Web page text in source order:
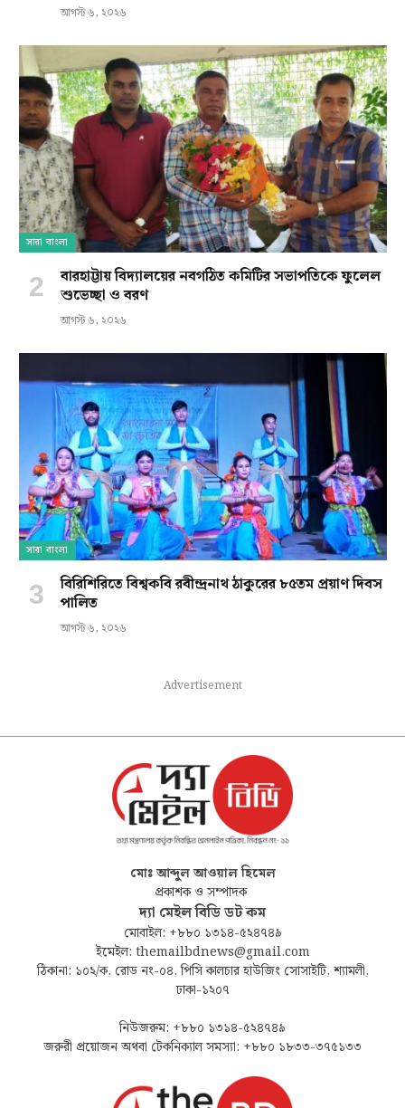
আগস্ট ৬, ২০২৬
সারা বাংলা
বারহাট্টায় বিদ্যালয়ের নবগঠিত কমিটির সভাপতিকে ফুলেল
শুভেচ্ছা ও বরণ
আগস্ট ৬, ২০২৬
সারা বাংলা
বিরিশিরিতে বিশ্বকবি রবীন্দ্রনাথ ঠাকুরের ৮৫তম প্রয়াণ দিবস
পালিত
আগস্ট ৬, ২০২৬
Advertisement
মোঃ আব্দুল আওয়াল হিমেল
প্রকাশক ও সম্পাদক
দ্যা মেইল বিডি ডট কম
মোবাইল: +৮৮০ ১৩১৪-৫২৪৭৪৯
ইমেইল: themailbdnews@gmail.com
ঠিকানা: ১০২/ক, রোড নং-০৪, পিসি কালচার হাউজিং সোসাইটি, শ্যামলী,
ঢাকা-১২০৭
নিউজরুম: +৮৮০ ১৩১৪-৫২৪৭৪৯
জরুরী প্রয়োজন অথবা টেকনিক্যাল সমস্যা: +৮৮০ ১৮৩৩-৩৭৫১৩৩